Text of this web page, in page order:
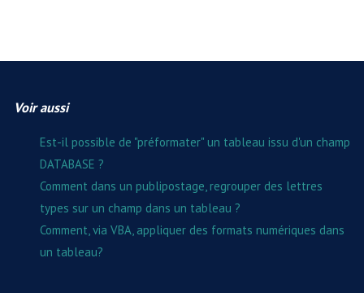
Voir aussi
Est-il possible de "préformater" un tableau issu d'un champ
DATABASE ?
Comment dans un publipostage, regrouper des lettres
types sur un champ dans un tableau ?
Comment, via VBA, appliquer des formats numériques dans
un tableau?